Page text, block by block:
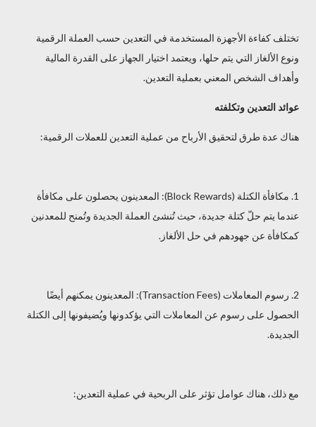
تختلف كفاءة الأجهزة المستخدمة في التعدين حسب العملة الرقمية
ونوع الألغاز التي يتم حلها، ويعتمد اختيار الجهاز على القدرة المالية
وأهداف الشخص المعني بعملية التعدين.
عوائد التعدين وتكلفته
هناك عدة طرق لتحقيق الأرباح من عملية التعدين للعملات الرقمية:
1. مكافأة الكتلة (Block Rewards): المعدينون يحصلون على مكافأة
عندما يتم حلّ كتلة جديدة، حيث تُنشئ العملة الجديدة وتُمنح للمعدنين
كمكافأة عن جهودهم في حل الألغاز.
2. رسوم المعاملات (Transaction Fees): المعدينون يمكنهم أيضًا
الحصول على رسوم عن المعاملات التي يؤكدونها ويُضيفونها إلى الكتلة
الجديدة.
مع ذلك، هناك عوامل تؤثر على الربحية في عملية التعدين: